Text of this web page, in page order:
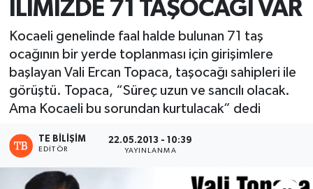
İLİMİZDE 71 TAŞOCAĞI VAR
Kocaeli genelinde faal halde bulunan 71 taş
ocağının bir yerde toplanması için girişimlere
başlayan Vali Ercan Topaca, taşocağı sahipleri ile
görüştü. Topaca, “Süreç uzun ve sancılı olacak.
Ama Kocaeli bu sorundan kurtulacak” dedi
TE BILIŞIM
EDITÖR
22.05.2013 - 10:39
YAYINLANMA